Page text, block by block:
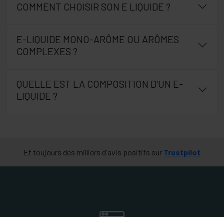
COMMENT CHOISIR SON E LIQUIDE ?
E-LIQUIDE MONO-ARÔME OU ARÔMES
COMPLEXES ?
QUELLE EST LA COMPOSITION D'UN E-
LIQUIDE ?
Et toujours des milliers d'avis positifs sur Trustpilot